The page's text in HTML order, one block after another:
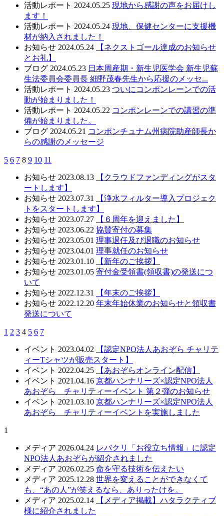
活動レポート 2024.05.25 現地から感謝の声をお届けし
ます！
活動レポート 2024.05.24 現地、保健センターに支援機
材が納入されました！
お知らせ 2024.05.24
【ネクストゴール達成のお知らせ
とお礼】
ブログ 2024.05.23 日本周産期・新生児医学会 新生児蘇
生法委員会委員長 細野茂春先生から応援のメッセ...
活動レポート 2024.05.23 ついにコンポンレーンでの活
動が始まりました！
活動レポート 2024.05.22 コンポンレーンでの講習の準
備が始まりました。
ブログ 2024.05.21 コンポンチュナム州病院助産師長か
らの感謝のメッセージ
5 6 7 8 9 10 11
お知らせ 2023.08.13
【クラウドファンディングがスタ
ートします】
お知らせ 2023.07.31
【浄水フィルター導入プロジェク
トをスタートします】
お知らせ 2023.07.27
【６周年を迎えました】
お知らせ 2023.06.22 協賛寄付の募集
お知らせ 2023.05.01 理事退任及び退職のお知らせ
お知らせ 2023.04.01 理事就任のお知らせ
お知らせ 2023.01.10
【新年のご挨拶】
お知らせ 2023.01.05 寄付金受領書(領収書)の発送につ
いて
お知らせ 2022.12.31
【年末のご挨拶】
お知らせ 2022.12.20 年末年始休業のお知らせと領収書
発送について
1 2 3 4 5 6 7
イベント 2023.04.02
【認定NPO法人あおぞら チャリテ
ィーTシャツが販売スタート】
イベント 2022.04.25
【あおぞらオンライン配信】
イベント 2021.04.16 京都ハンナリーズ×認定NPO法人
あおぞら チャリティーイベント 第２弾のお知らせ
イベント 2021.03.10 京都ハンナリーズ×認定NPO法人
あおぞら チャリティーイベントを実施しました
1
メディア 2026.04.24 レバクリ「お役立ち情報」に認定
NPO法人あおぞらが紹介されました
メディア 2026.02.25 命を守る技術を伝えたい
メディア 2025.12.28 世界を変えることができなくて
も、“あの人”が笑えるなら、ありったけを。
メディア 2025.02.14
【メディア掲載】ハタラクティブ
様に紹介されました